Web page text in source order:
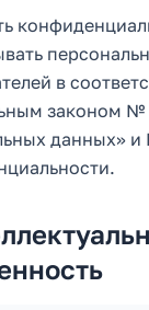
в
законом №
данных» и